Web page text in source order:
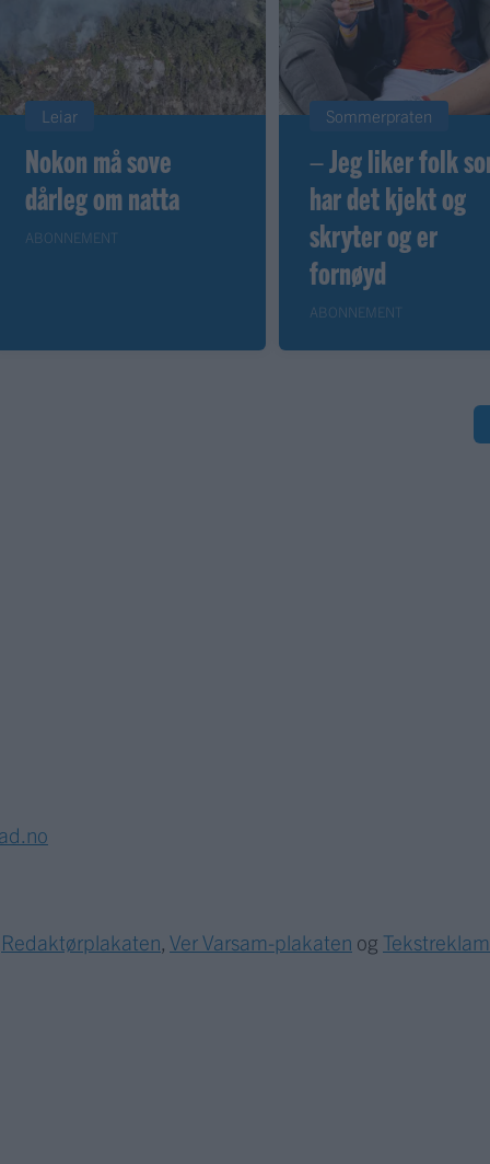
Leiar
Nokon må sove
dårleg om natta
ABONNEMENT
Sommerpraten
– Jeg liker folk
har det kjekt og
skryter og er
fornøyd
ABONNEMENT
Redaktørplakaten Ver Varsam-plakaten og